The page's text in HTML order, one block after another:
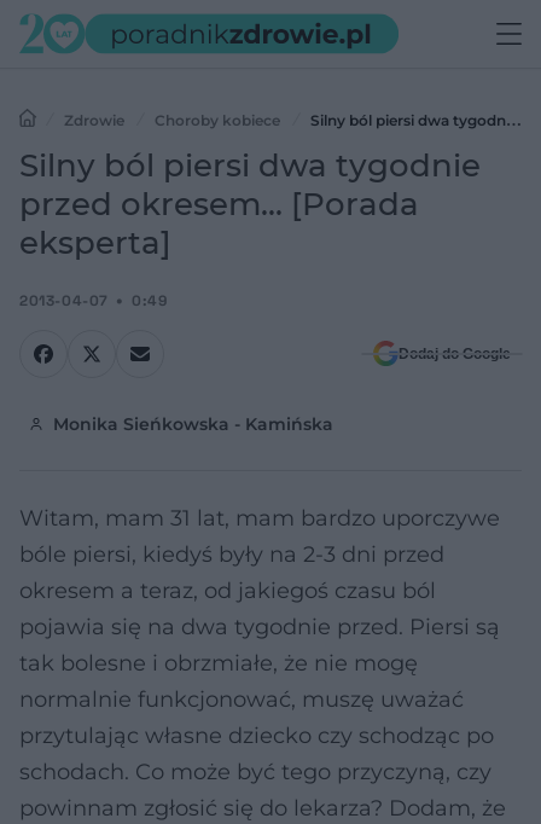
Zdrowie Choroby kobiece
Silny ból piersi dwa tygodnie
przed okresem... [Porada eksperta]
Silny ból piersi dwa tygodnie
przed okresem... [Porada
eksperta]
2013-04-07 0:49
Dodaj do Google
Monika Sieńkowska - Kamińska
Witam, mam 31 lat, mam bardzo uporczywe
bóle piersi, kiedyś były na 2-3 dni przed
okresem a teraz, od jakiegoś czasu ból
pojawia się na dwa tygodnie przed. Piersi są
tak bolesne i obrzmiałe, że nie mogę
normalnie funkcjonować, muszę uważać
przytulając własne dziecko czy schodząc po
schodach. Co może być tego przyczyną, czy
powinnam zgłosić się do lekarza? Dodam, że